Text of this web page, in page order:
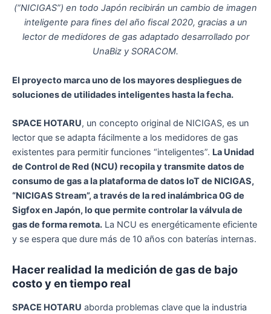
(“NICIGAS”) en todo Japón recibirán un cambio de imagen
inteligente para fines del año fiscal 2020, gracias a un
lector de medidores de gas adaptado desarrollado por
UnaBiz y SORACOM.
El proyecto marca uno de los mayores despliegues de
soluciones de utilidades inteligentes hasta la fecha.
SPACE HOTARU, un concepto original de NICIGAS, es un
lector que se adapta fácilmente a los medidores de gas
existentes para permitir funciones “inteligentes”. La Unidad
de Control de Red (NCU) recopila y transmite datos de
consumo de gas a la plataforma de datos IoT de NICIGAS,
“NICIGAS Stream”, a través de la red inalámbrica 0G de
Sigfox en Japón, lo que permite controlar la válvula de
gas de forma remota. La NCU es energéticamente eficiente
y se espera que dure más de 10 años con baterías internas.
Hacer realidad la medición de gas de bajo
costo y en tiempo real
SPACE HOTARU aborda problemas clave que la industria